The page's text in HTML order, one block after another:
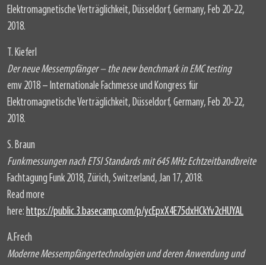
Elektromagnetische Verträglichkeit, Düsseldorf, Germany, Feb 20-22,
2018.
T. Kieferl
Der neue Messempfänger – the new benchmark in EMC testing
emv 2018 – Internationale Fachmesse und Kongress für
Elektromagnetische Verträglichkeit, Düsseldorf, Germany, Feb 20-22,
2018.
S. Braun
Funkmessungen nach ETSI Standards mit 645 MHz Echtzeitbandbreite
Fachtagung Funk 2018, Zürich, Switzerland, Jan 17, 2018.
Read more
here: https://public.3.basecamp.com/p/ycEpxX4E75dxHCkYv2cHUYAL
A.Frech
Moderne Messempfängertechnologien und deren Anwendung und